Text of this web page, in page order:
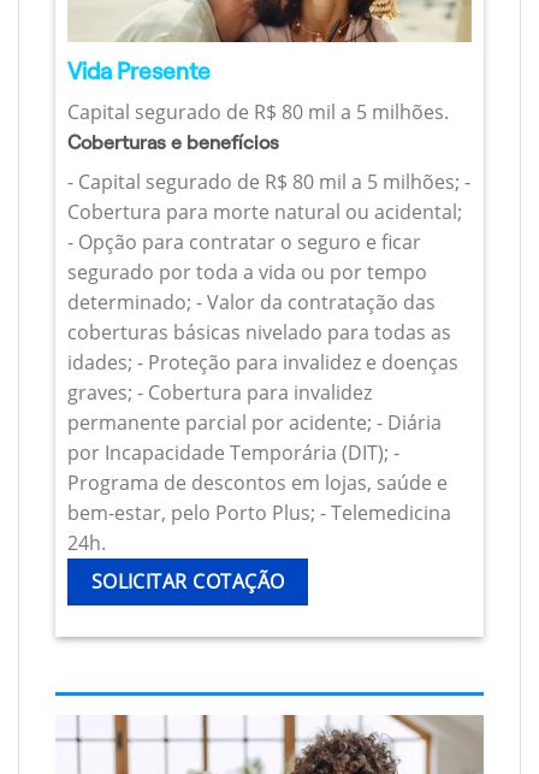
Vida Presente
Capital segurado de R$ 80 mil a 5 milhões.
Coberturas e benefícios
- Capital segurado de R$ 80 mil a 5 milhões; -
Cobertura para morte natural ou acidental;
- Opção para contratar o seguro e ficar
segurado por toda a vida ou por tempo
determinado; - Valor da contratação das
coberturas básicas nivelado para todas as
idades; - Proteção para invalidez e doenças
graves; - Cobertura para invalidez
permanente parcial por acidente; - Diária
por Incapacidade Temporária (DIT); -
Programa de descontos em lojas, saúde e
bem-estar, pelo Porto Plus; - Telemedicina
24h.
SOLICITAR COTAÇÃO